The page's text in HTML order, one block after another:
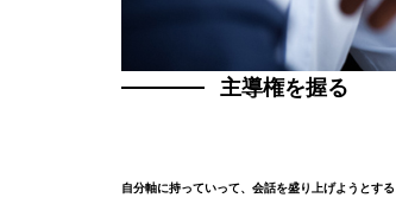
主導権を握る
自分軸に持っていって、会話を盛り上げようとする